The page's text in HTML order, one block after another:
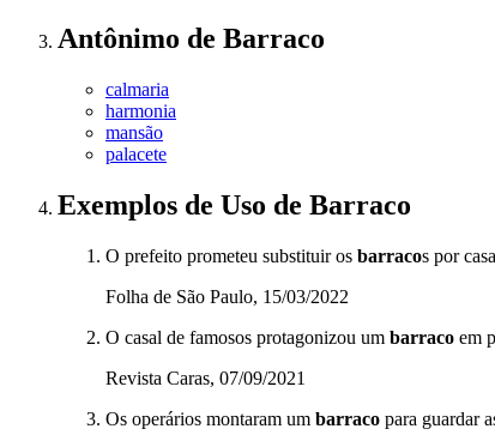
Antônimo de Barraco
calmaria
harmonia
mansão
palacete
Exemplos de Uso de Barraco
O prefeito prometeu substituir os barracos por
Folha de São Paulo, 15/03/2022
O casal de famosos protagonizou um barraco em
Revista Caras, 07/09/2021
Os operários montaram um barraco para guardar